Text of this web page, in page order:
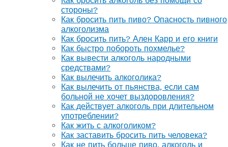
стороны?
Как бросить пить пиво? Опасность пивного
алкоголизма
Как бросить пить? Ален Карр и его книги
Как быстро побороть похмелье?
Как вывести алкоголь народными
средствами?
Как вылечить алкоголика?
Как вылечить от пьянства, если сам
больной не хочет выздоровления?
Как действует алкоголь при длительном
употреблении?
Как жить с алкоголиком?
Как заставить бросить пить человека?
Как не пить больше пиво, алкоголь и